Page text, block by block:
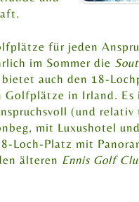
für jeden
im Sommer die
auch den 18-
Golfplätze in Irland.
(und
mit Luxushotel
Loch-Platz mit
älteren Ennis Golf